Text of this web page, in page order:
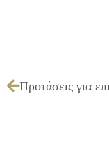
Προτάσεις για